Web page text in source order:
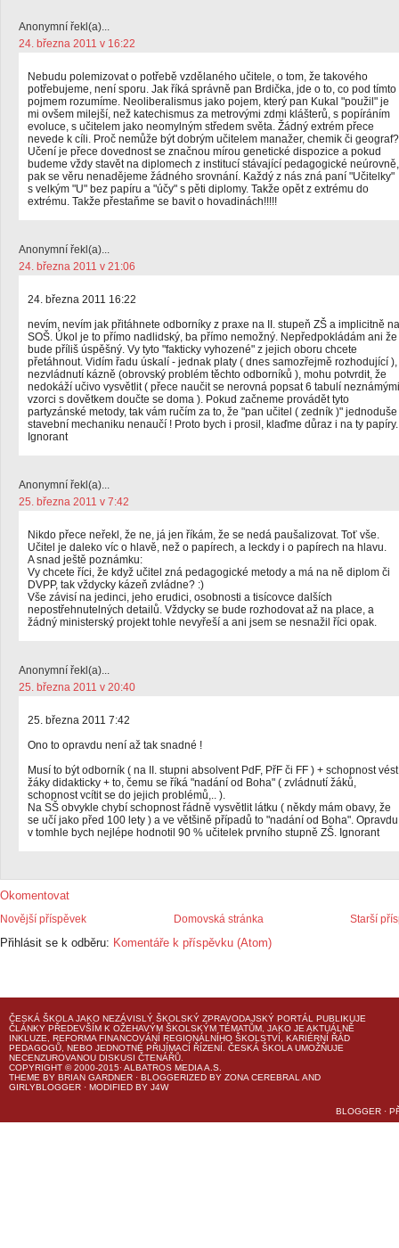
Anonymní řekl(a)...
24. března 2011 v 16:22
Nebudu polemizovat o potřebě vzdělaného učitele, o tom, že takového
potřebujeme, není sporu. Jak říká správně pan Brdička, jde o to, co pod tímto
pojmem rozumíme. Neoliberalismus jako pojem, který pan Kukal "použil" je
mi ovšem milejší, než katechismus za metrovými zdmi klášterů, s popíráním
evoluce, s učitelem jako neomylným středem světa. Žádný extrém přece
nevede k cíli. Proč nemůže být dobrým učitelem manažer, chemik či geograf?
Učení je přece dovednost se značnou mírou genetické dispozice a pokud
budeme vždy stavět na diplomech z institucí stávající pedagogické neúrovně,
pak se věru nenadějeme žádného srovnání. Každý z nás zná paní "Učitelky"
s velkým "U" bez papíru a "účy" s pěti diplomy. Takže opět z extrému do
extrému. Takže přestaňme se bavit o hovadinách!!!!!
Anonymní řekl(a)...
24. března 2011 v 21:06
24. března 2011 16:22
nevím, nevím jak přitáhnete odborníky z praxe na II. stupeň ZŠ a implicitně na
SOŠ. Úkol je to přímo nadlidský, ba přímo nemožný. Nepředpokládám ani že
bude příliš úspěšný. Vy tyto "fakticky vyhozené" z jejich oboru chcete
přetáhnout. Vidím řadu úskalí - jednak platy ( dnes samozřejmě rozhodující ),
nezvládnutí kázně (obrovský problém těchto odborníků ), mohu potvrdit, že
nedokáží učivo vysvětlit ( přece naučit se nerovná popsat 6 tabulí neznámými
vzorci s dovětkem doučte se doma ). Pokud začneme provádět tyto
partyzánské metody, tak vám ručím za to, že "pan učitel ( zedník )" jednoduše
stavební mechaniku nenaučí ! Proto bych i prosil, klaďme důraz i na ty papíry.
Ignorant
Anonymní řekl(a)...
25. března 2011 v 7:42
Nikdo přece neřekl, že ne, já jen říkám, že se nedá paušalizovat. Toť vše.
Učitel je daleko víc o hlavě, než o papírech, a leckdy i o papírech na hlavu.
A snad ještě poznámku:
Vy chcete říci, že když učitel zná pedagogické metody a má na ně diplom či
DVPP, tak vždycky kázeň zvládne? :)
Vše závisí na jedinci, jeho erudici, osobnosti a tisícovce dalších
nepostřehnutelných detailů. Vždycky se bude rozhodovat až na place, a
žádný ministerský projekt tohle nevyřeší a ani jsem se nesnažil říci opak.
Anonymní řekl(a)...
25. března 2011 v 20:40
25. března 2011 7:42
Ono to opravdu není až tak snadné !
Musí to být odborník ( na II. stupni absolvent PdF, PřF či FF ) + schopnost vést
žáky didakticky + to, čemu se říká "nadání od Boha" ( zvládnutí žáků,
schopnost vcítit se do jejich problémů,.. ).
Na SŠ obvykle chybí schopnost řádně vysvětlit látku ( někdy mám obavy, že
se učí jako před 100 lety ) a ve většině případů to "nadání od Boha".
v tomhle bych nejlépe hodnotil 90 % učitelek prvního stupně ZŠ. Ignorant
Okomentovat
Novější příspěvek Starší
Domovská stránka
Přihlásit se k odběru: Komentáře k příspěvku (Atom)
ČESKÁ ŠKOLA JAKO NEZÁVISLÝ ŠKOLSKÝ ZPRAVODAJSKÝ PORTÁL PUBLIKUJE
ČLÁNKY PŘEDEVŠÍM K OŽEHAVÝM ŠKOLSKÝM TÉMATŮM, JAKO JE AKTUÁLNĚ
INKLUZE, REFORMA FINANCOVÁNÍ REGIONÁLNÍHO ŠKOLSTVÍ, KARIÉRNÍ ŘÁD
PEDAGOGŮ, NEBO JEDNOTNÉ PŘIJÍMACÍ ŘÍZENÍ. ČESKÁ ŠKOLA UMOŽŇUJE
NECENZUROVANOU DISKUSI ČTENÁŘŮ.
COPYRIGHT © 2000-2015· ALBATROS MEDIA A.S.
THEME BY BRIAN GARDNER · BLOGGERIZED BY ZONA CEREBRAL AND
GIRLYBLOGGER · MODIFIED BY J4W
BLOGGER ·